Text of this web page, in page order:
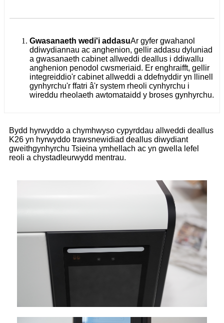
Gwasanaeth wedi'i addasuAr gyfer gwahanol
ddiwydiannau ac anghenion, gellir addasu dyluniad
a gwasanaeth cabinet allweddi deallus i ddiwallu
anghenion penodol cwsmeriaid. Er enghraifft, gellir
integreiddio'r cabinet allweddi a ddefnyddir yn llinell
gynhyrchu'r ffatri â'r system rheoli cynhyrchu i
wireddu rheolaeth awtomataidd y broses gynhyrchu.
Bydd hyrwyddo a chymhwyso cypyrddau allweddi deallus
K26 yn hyrwyddo trawsnewidiad deallus diwydiant
gweithgynhyrchu Tsieina ymhellach ac yn gwella lefel
reoli a chystadleurwydd mentrau.